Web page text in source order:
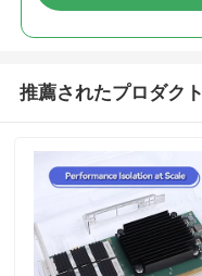
推薦されたプロダクト